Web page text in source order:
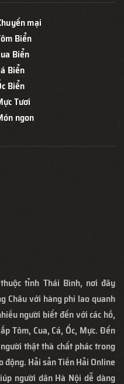
mại
Biển
Biển
Biển
Biển
Tươi
ngon
tỉnh Thái Bình, nơi đây
Châu với hàng phi lao quanh
người biết đến với các hồ,
Tôm, Cua, Cá, Ốc, Mực. Đến
thật thà chất phác trong
động. Hải sản Tiền Hải Online
người dân Hà Nội dễ dàng